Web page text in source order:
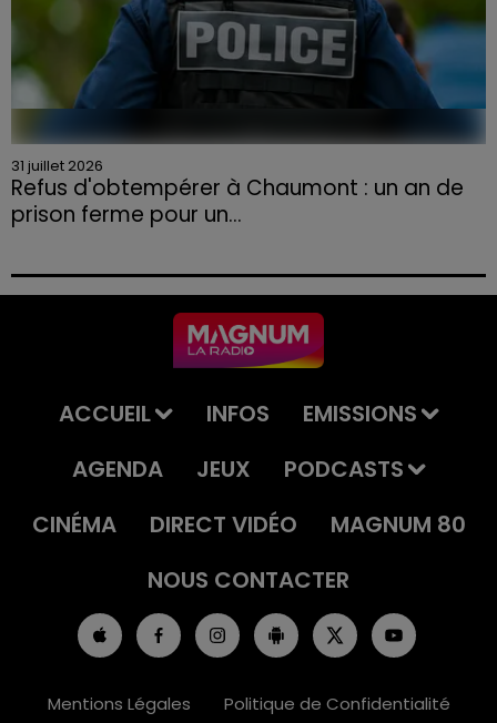
31 juillet 2026
Refus d'obtempérer à Chaumont : un an de
prison ferme pour un...
permis et la confiscation de son véhicule.
ACCUEIL INFOS
EMISSIONS
AGENDA
JEUX
PODCASTS
CINÉMA
DIRECT VIDÉO
MAGNUM 80
NOUS CONTACTER
Mentions Légales Politique de Confidentialité